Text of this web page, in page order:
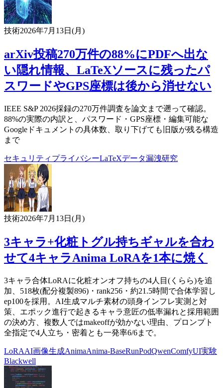
技術2026年7月13日(月)
arXiv投稿270万件の88%にPDFへ出な
い隠れ情報、LaTeXソースに残ったパ
スワードやGPS座標は後から消せない
IEEE S&P 2026採録の270万件調査を論文まで遡って確認。
88%の実際の内訳と、パスワード・GPS座標・編集可能な
Googleドキュメントの具体数、取り下げても旧版が残る構造
まで
セキュリティ プライバシーLaTeXデータ漏洩研究
技術2026年7月13日(月)
3キャラ+化粧トグル持ちギャルを合わ
せて4キャラAnima LoRAを1本に焼く
3キャラ合体LoRAに化粧オンオフ持ちの4人目(くらら)を追
加、518枚(配分複製896)・rank256・約21.5時間で合体学習し
ep100を採用。AI生成マルチ素材の頭身インフレ実測と対
策、エポック進行で起きるキャラ意匠の低率漏れと採用範囲
の決め方、複数人ではmakeoffが効かない理由、プロンプト
全指定で4人立ち・密着とも一発率6/6まで。
LoRAAI画像生成AnimaAnima-BaseRunPodQwenComfyUI実験
Blackwell